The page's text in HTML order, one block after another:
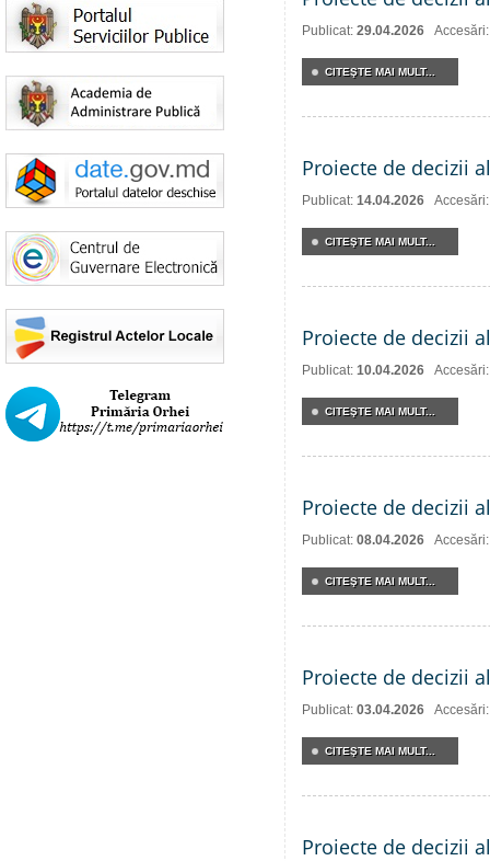
Publicat: 29.04.2026
CITEŞTE MAI MULT...
Proiecte de decizii
Publicat: 14.04.2026
CITEŞTE MAI MULT...
Proiecte de decizii
Publicat: 10.04.2026
CITEŞTE MAI MULT...
Proiecte de decizii
Publicat: 08.04.2026
CITEŞTE MAI MULT...
Proiecte de decizii
Publicat: 03.04.2026
CITEŞTE MAI MULT...
Proiecte de decizii